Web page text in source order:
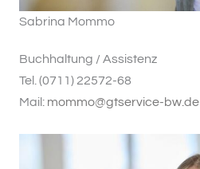
Sabrina Mommo
Buchhaltung / Assistenz
Tel. (0711) 22572-68
Mail: mommo@gtservice-bw.de